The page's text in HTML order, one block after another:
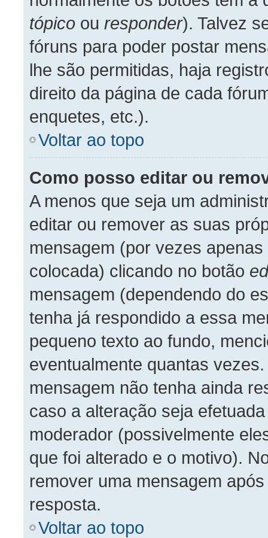
tópicoou responder). Talvez
fóruns para poder postar
lhe são permitidas, haja
direito da página de cada
enquetes, etc.).
Voltar ao topo
Como posso editar ou
A menos que seja um
editar ou remover as suas
mensagem (por vezes
colocada) clicando no botão
mensagem (dependendo do
tenha já respondido a essa
pequeno texto ao fundo,
eventualmente quantas
mensagem não tenha ainda
caso a alteração seja
moderador (possivelmente
que foi alterado e o motivo).
remover uma mensagem
resposta.
Voltar ao topo